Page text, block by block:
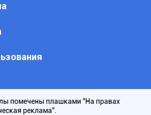
помечены плашками "На правах
реклама".